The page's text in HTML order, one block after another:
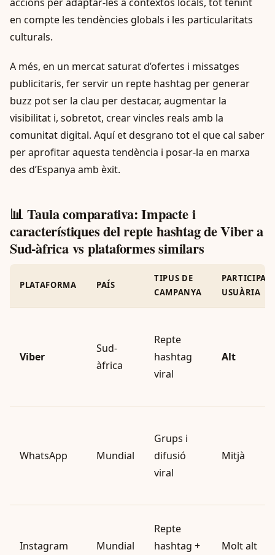
en compte les tendències globals i les particularitats
culturals.
A més, en un mercat saturat d’ofertes i missatges
publicitaris, fer servir un repte hashtag per generar
buzz pot ser la clau per destacar, augmentar la
visibilitat i, sobretot, crear vincles reals amb la
comunitat digital. Aquí et desgrano tot el que cal saber
per aprofitar aquesta tendència i posar-la en marxa
des d’Espanya amb èxit.
📊 Taula comparativa: Impacte i
característiques del repte hashtag de Viber a
Sud-àfrica vs plataformes similars
PLATAFORMA PAÍS
TIPUS DE
CAMPANYA
USUÀRIA
Viber
Sud-
àfrica
Repte
hashtag
viral
Alt
WhatsApp Mundial
Grups i
difusió
viral
Mitjà
Instagram Mundial
Repte
hashtag +
Molt alt